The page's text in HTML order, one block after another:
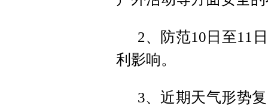
2、防范10日至11
利影响。
3、近期天气形势